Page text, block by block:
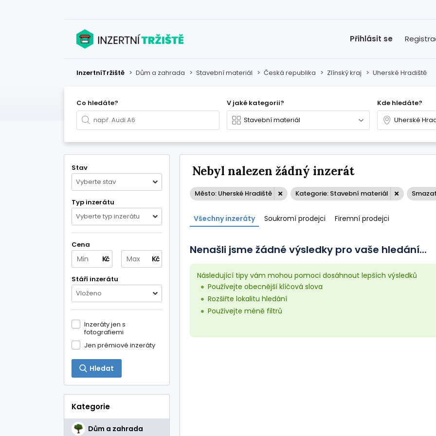
Přihlásit se
InzertníTržiště > Dům a zahrada > Stavební materiál > Česká republika > Zlínský kraj > Uherské Hradiště
Co hledáte? V jaké kategorii? Kde hledáte?
Stav
Vyberte stav
Typ inzerátu
Vyberte typ inzerátu
Cena
Kč Kč
Stáří inzerátu
Vloženo
Inzeráty jen s
fotografiemi
Jen prémiové inzeráty
Hledat
Kategorie
Dům a zahrada
Nebyl nalezen žádný inzerát
Město: Uherské Hradiště Kategorie: Stavební materiál
Všechny inzeráty Soukromí prodejci Firemní prodejci
Nenašli jsme žádné výsledky pro vaše hledání...
Následující tipy vám mohou pomoci dosáhnout lepších výsledků
Používejte obecnější klíčová slova
Rozšiřte lokalitu hledání
Používejte méně filtrů